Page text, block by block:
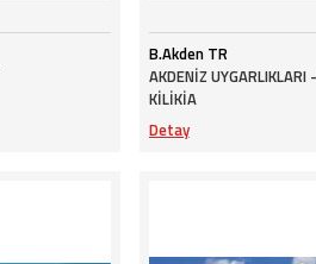
B.Akden TR
AKDENİZ
KİLİKİA
Detay